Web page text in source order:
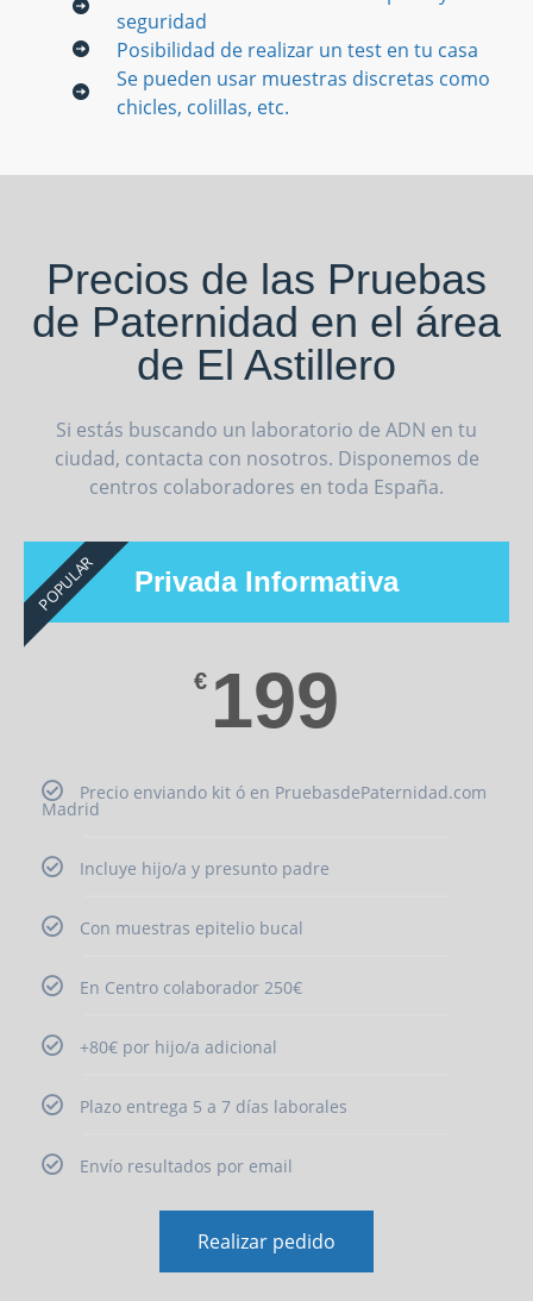
seguridad
Posibilidad de realizar un test en tu casa
Se pueden usar muestras discretas como
chicles, colillas, etc.
Precios de las Pruebas
de Paternidad en el área
de El Astillero
Si estás buscando un laboratorio de ADN en tu
ciudad, contacta con nosotros. Disponemos de
centros colaboradores en toda España.
Privada Informativa
€ 199
Precio enviando kit ó en PruebasdePaternidad.com
Madrid
Incluye hijo/a y presunto padre
Con muestras epitelio bucal
En Centro colaborador 250€
+80€ por hijo/a adicional
Plazo entrega 5 a 7 días laborales
Envío resultados por email
Realizar pedido
POPULAR